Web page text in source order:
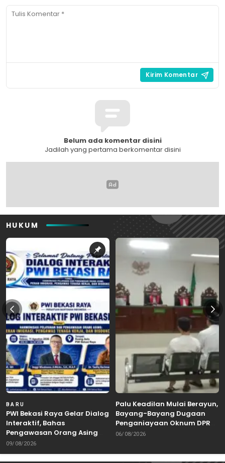
Belum ada komentar disini
Jadilah yang pertama berkomentar disini
HUKUM
BARU
PWI Bekasi Raya Gelar Dialog
Interaktif, Bahas
Pengawasan Orang Asing
dan Tenaga Kerja
09/08/2026
Palu Keadilan Mulai Berayun,
Bayang-Bayang Dugaan
Penganiayaan Oknum DPRD
Bekasi Masuk Meja Hijau
06/08/2026